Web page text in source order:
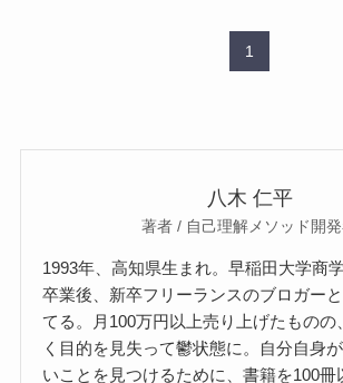
1
八木 仁平
著者 / 自己理解メソッド開
1993年、高知県生まれ。早稲田大学商
卒業後、新卒フリーランスのブロガー
てる。月100万円以上売り上げたものの
く目的を見失って鬱状態に。自分自身
いことを見つけるために、書籍を100冊